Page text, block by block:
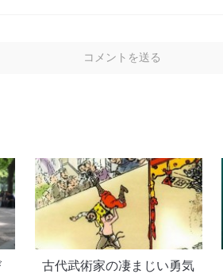
古代武術家の凄まじい勇気